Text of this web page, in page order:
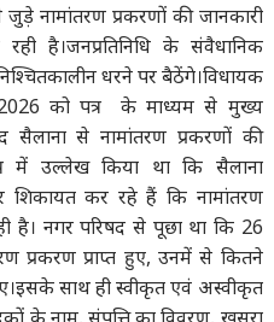
नामांतरण प्रकरणों की जानकारी
है।जनप्रतिनिधि के संवैधानिक
धरने पर बैठेंगे।विधायक
2026 को पत्र के माध्यम से मुख्य
सैलाना से नामांतरण प्रकरणों की
में उल्लेख किया था कि सैलाना
शिकायत कर रहे हैं कि नामांतरण
है। नगर परिषद से पूछा था कि 26
प्रकरण प्राप्त हुए, उनमें से कितने
साथ ही स्वीकृत एवं अस्वीकृत